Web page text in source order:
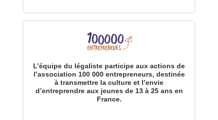
L’équipe du légaliste participe aux actions de
l’association 100 000 entrepreneurs, destinée
à transmettre la culture et l’envie
d’entreprendre aux jeunes de 13 à 25 ans en
France.